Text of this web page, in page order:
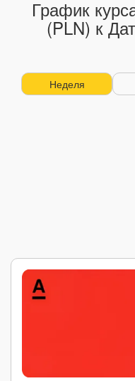
График
(PLN) к
Неделя